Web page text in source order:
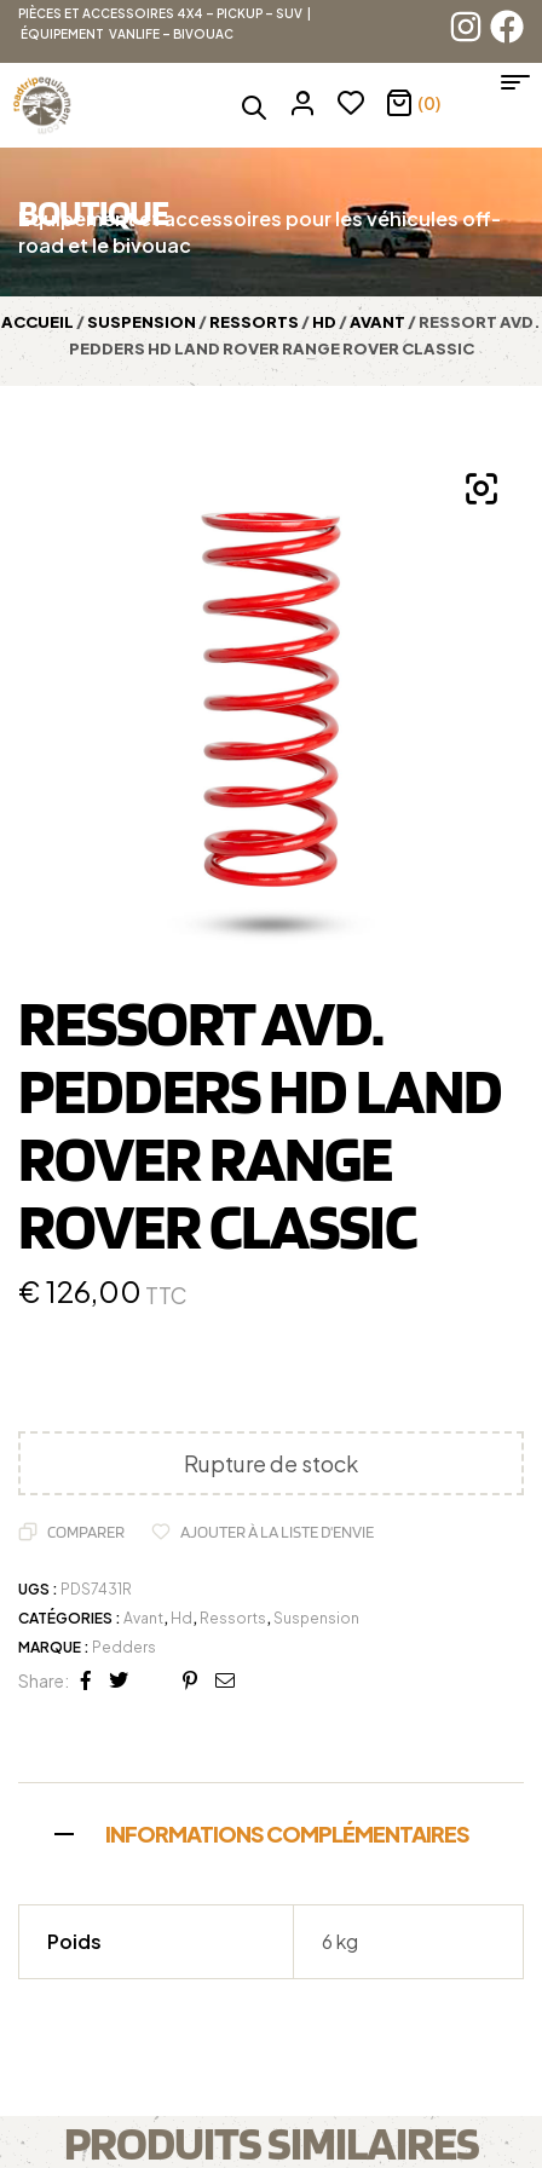
PIÈCES ET ACCESSOIRES 4X4 – PICKUP – SUV |
ÉQUIPEMENT VANLIFE – BIVOUAC
(0)
BOUTIQUE
Équipement et accessoires pour les véhicules off-
road et le bivouac
ACCUEIL /SUSPENSION /RESSORTS /HD /AVANT / RESSORT AVD.
PEDDERS HD LAND ROVER RANGE ROVER CLASSIC
RESSORT AVD.
PEDDERS HD LAND
ROVER RANGE
ROVER CLASSIC
€ 126,00 TTC
Rupture de stock
COMPARER AJOUTER À LA LISTE D'ENVIE
UGS : PDS7431R
CATÉGORIES : Avant, Hd , Ressorts, Suspension
MARQUE : Pedders
Share:
Facebook
TwitterLinkedin
Google+
Pinterest
Email
INFORMATIONS COMPLÉMENTAIRES
Poids 6 kg
PRODUITS SIMILAIRES